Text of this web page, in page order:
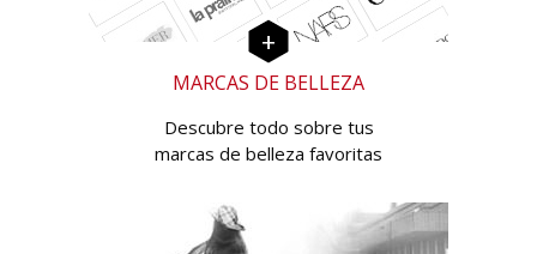
MARCAS DE BELLEZA
Descubre todo sobre tus
marcas de belleza favoritas